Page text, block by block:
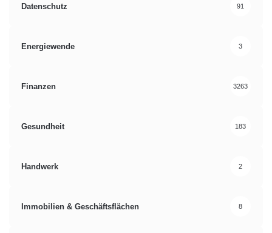
Datenschutz 91
Energiewende 3
Finanzen 3263
Gesundheit 183
Handwerk 2
Immobilien & Geschäftsflächen 8